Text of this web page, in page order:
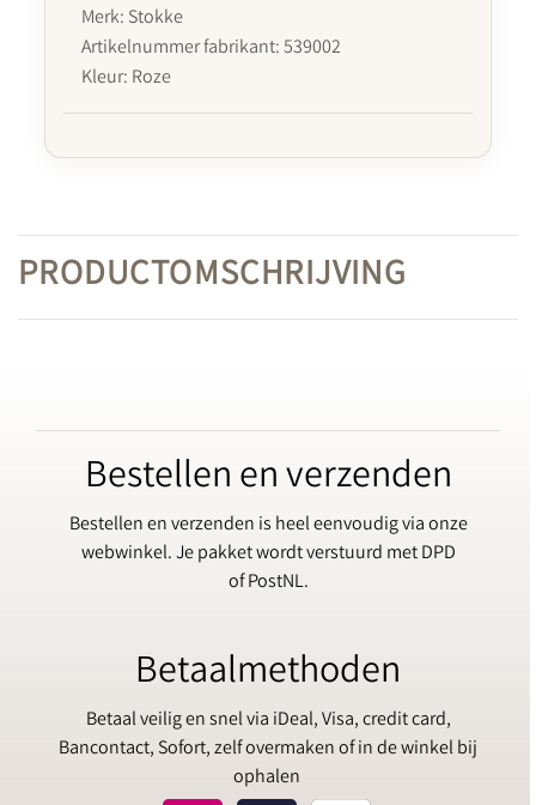
Merk: Stokke
Artikelnummer fabrikant: 539002
Kleur: Roze
PRODUCTOMSCHRIJVING
Bestellen en verzenden
Bestellen en verzenden is heel eenvoudig via onze
webwinkel. Je pakket wordt verstuurd met DPD
of PostNL.
Betaalmethoden
Betaal veilig en snel via iDeal, Visa, credit card,
Bancontact, Sofort, zelf overmaken of in de winkel bij
ophalen